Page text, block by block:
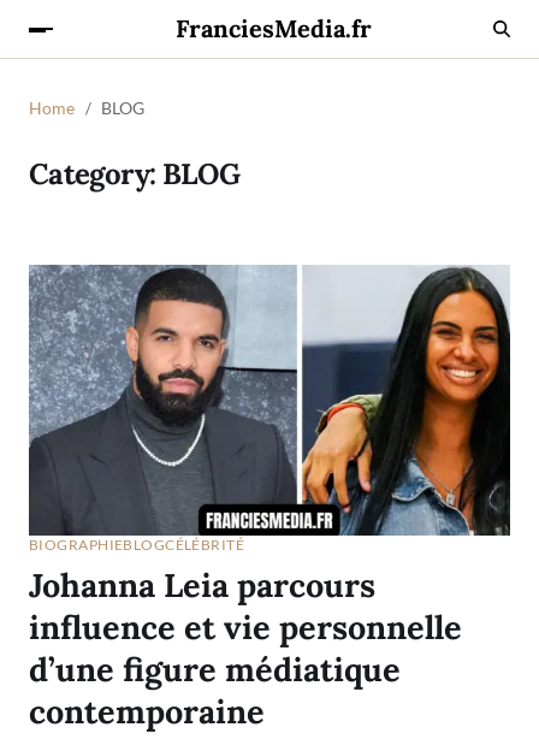
FranciesMedia.fr
Home BLOG
Category: BLOG
BIOGRAPHIEBLOGCÉLÉBRITÉ
Johanna Leia parcours
influence et vie personnelle
d’une figure médiatique
contemporaine